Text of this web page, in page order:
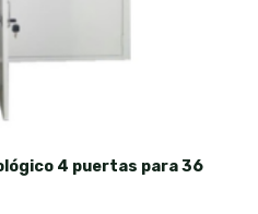
4 puertas para 36